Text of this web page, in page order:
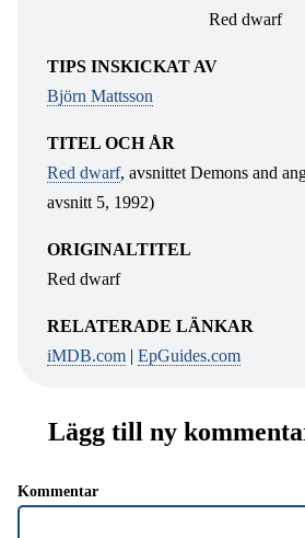
TIPS INSKICKAT AV
Björn Mattsson
TITEL OCH ÅR
Red dwarf, avsnittet Demons and
avsnitt 5, 1992)
ORIGINALTITEL
Red dwarf
RELATERADE LÄNKAR
iMDB.com |EpGuides.com
Lägg till ny
Kommentar